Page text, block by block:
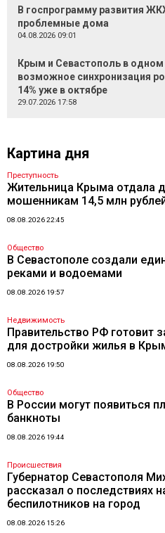
В госпрограмму развития
проблемные дома
04.08.2026 09:01
Крым и Севастополь в
возможное синхронизация
14% уже в октябре
29.07.2026 17:58
Картина дня
Преступность
Жительница Крыма отдала
мошенникам 14,5 млн
08.08.2026 22:45
Общество
В Севастополе создали
реками и водоемами
08.08.2026 19:57
Недвижимость
Правительство РФ готовит
для достройки жилья в
08.08.2026 19:50
Общество
В России могут появиться
банкноты
08.08.2026 19:44
Происшествия
Губернатор Севастополя
рассказал о последствиях
беспилотников на город
08.08.2026 15:26